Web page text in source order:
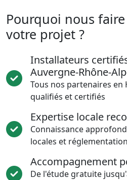
Pourquoi nous
votre projet ?
Installateurs
Auvergne-Rhône-
Tous nos partenaires en
qualifiés et certifiés
Expertise locale
Connaissance
locales et
Accompagnement
De l'étude gratuite